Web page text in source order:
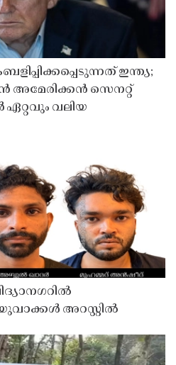
ഇന്ത്യ;
അമേരിക്കൻ സെനറ്റ്
വലിയ
അറസ്റ്റിൽ